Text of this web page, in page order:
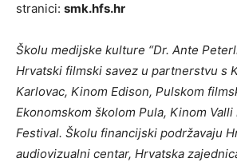
stranici: smk.hfs.hr
Školu medijske kulture “Dr. Ante
Hrvatski filmski savez u partnerstvu s
Karlovac, Kinom Edison, Pulskom
Ekonomskom školom Pula, Kinom Valli
Festival. Školu financijski podržavaju
audiovizualni centar, Hrvatska